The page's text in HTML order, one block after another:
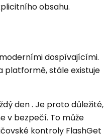
obsahu.
dospívajícími.
platformě, stále existuje
den . Je proto důležité,
v bezpečí. To může
kontroly FlashGet